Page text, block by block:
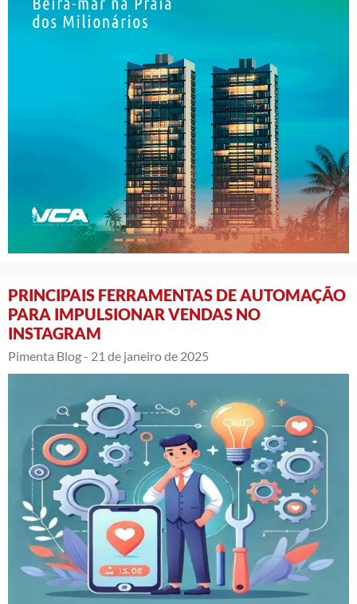
PRINCIPAIS FERRAMENTAS DE AUTOMAÇÃO
PARA IMPULSIONAR VENDAS NO
INSTAGRAM
Pimenta Blog - 21 de janeiro de 2025